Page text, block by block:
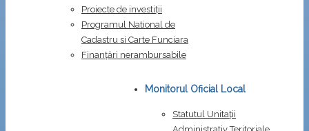
Proiecte de investiții
Programul National de
Cadastru si Carte Funciara
Finanțări nerambursabile
Monitorul Oficial Local
Statutul Unitații